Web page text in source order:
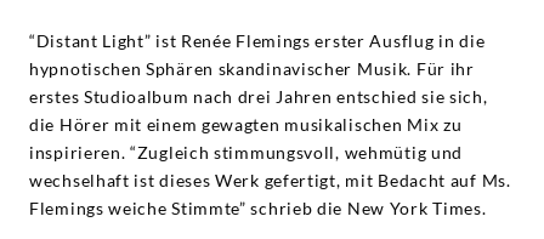
“Distant Light” ist Renée Flemings erster Ausflug in die
hypnotischen Sphären skandinavischer Musik. Für ihr
erstes Studioalbum nach drei Jahren entschied sie sich,
die Hörer mit einem gewagten musikalischen Mix zu
inspirieren. “Zugleich stimmungsvoll, wehmütig und
wechselhaft ist dieses Werk gefertigt, mit Bedacht auf Ms.
Flemings weiche Stimmte” schrieb die New York Times.